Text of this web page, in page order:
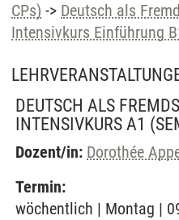
CPs) -> Deutsch als
Intensivkurs Einführung
DEUTSCH ALS
INTENSIVKURS A1
Dozent/in: Dorothée
Termin:
wöchentlich | Montag |